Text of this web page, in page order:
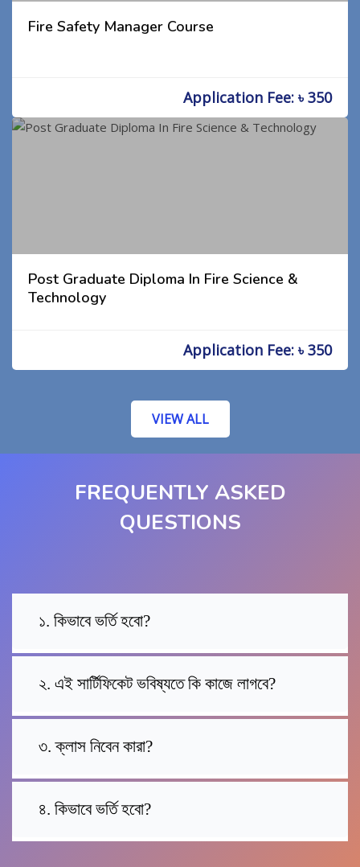
Fire Safety Manager Course
Application Fee: ৳ 350
Post Graduate Diploma In Fire Science &
Technology
Application Fee: ৳ 350
VIEW ALL
FREQUENTLY ASKED
QUESTIONS
১. কিভাবে ভর্তি হবো?
২. এই সার্টিফিকেট ভবিষ্যতে কি কাজে লাগবে?
৩. ক্লাস নিবেন কারা?
৪. কিভাবে ভর্তি হবো?